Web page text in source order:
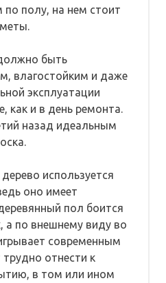
полу, на нем стоит
быть
влагостойким и даже
эксплуатации
как и в день ремонта.
назад идеальным
используется
оно имеет
пол боится
а по внешнему виду во
современным
отнести к
в том или ином